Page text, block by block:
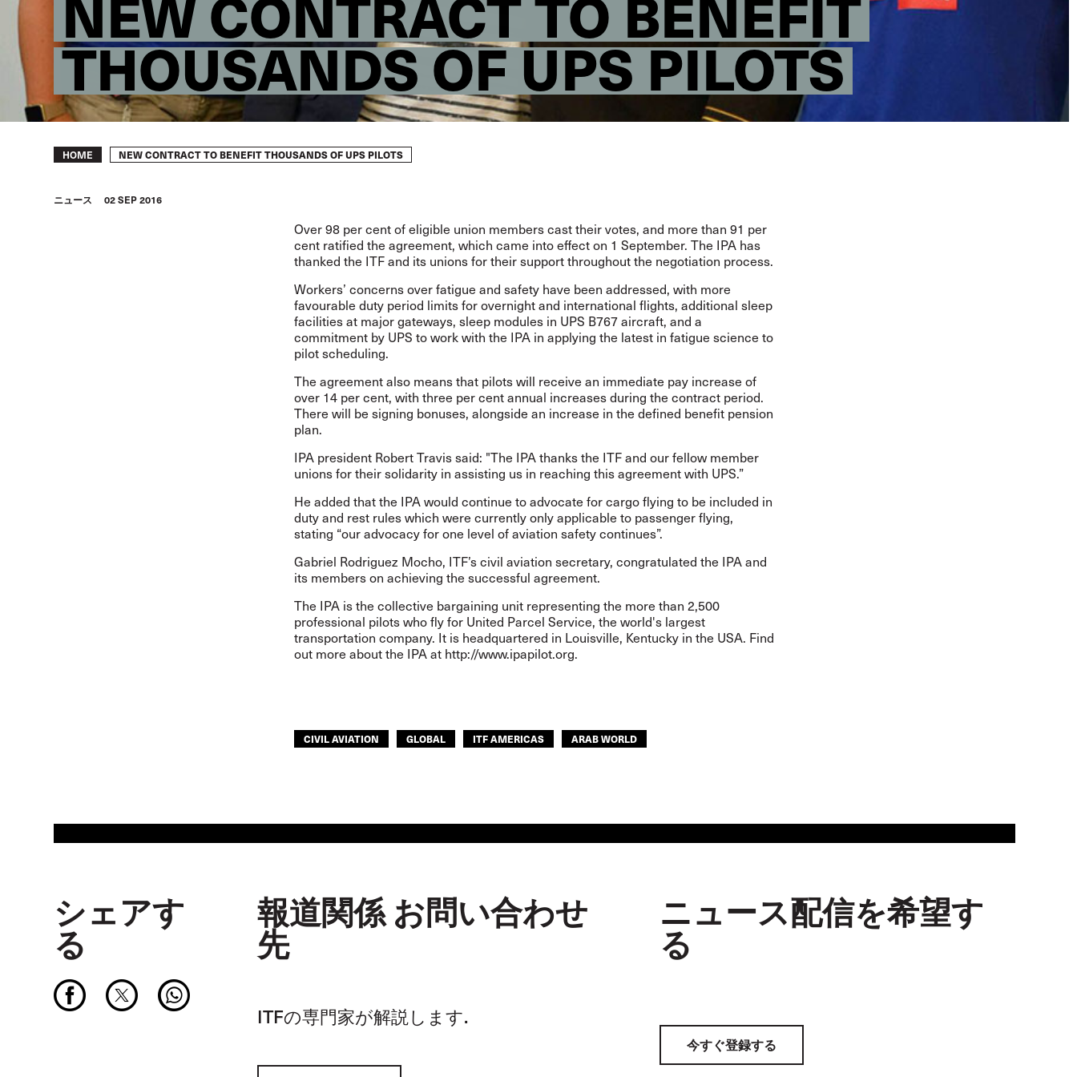
THOUSANDS OF UPS PILOTS
Breadcrumb
HOME NEW CONTRACT TO BENEFIT THOUSANDS OF UPS PILOTS
ニュース 02 SEP 2016
Over 98 per cent of eligible union members cast their votes, and more than 91 per
cent ratified the agreement, which came into effect on 1 September. The IPA has
thanked the ITF and its unions for their support throughout the negotiation process.
Workers’ concerns over fatigue and safety have been addressed, with more
favourable duty period limits for overnight and international flights, additional sleep
facilities at major gateways, sleep modules in UPS B767 aircraft, and a
commitment by UPS to work with the IPA in applying the latest in fatigue science to
pilot scheduling.
The agreement also means that pilots will receive an immediate pay increase of
over 14 per cent, with three per cent annual increases during the contract period.
There will be signing bonuses, alongside an increase in the defined benefit pension
plan.
IPA president Robert Travis said: "The IPA thanks the ITF and our fellow member
unions for their solidarity in assisting us in reaching this agreement with UPS.”
He added that the IPA would continue to advocate for cargo flying to be included in
duty and rest rules which were currently only applicable to passenger flying,
stating “our advocacy for one level of aviation safety continues”.
Gabriel Rodriguez Mocho, ITF’s civil aviation secretary, congratulated the IPA and
its members on achieving the successful agreement.
The IPA is the collective bargaining unit representing the more than 2,500
professional pilots who fly for United Parcel Service, the world's largest
transportation company. It is headquartered in Louisville, Kentucky in the USA. Find
out more about the IPA at http://www.ipapilot.org.
CIVIL AVIATION GLOBAL ITF AMERICAS ARAB WORLD
シェアす
る
報道関係 お問い合わせ
先
ITFの専門家が解説します.
ニュース配信を希望す
る
今すぐ登録する